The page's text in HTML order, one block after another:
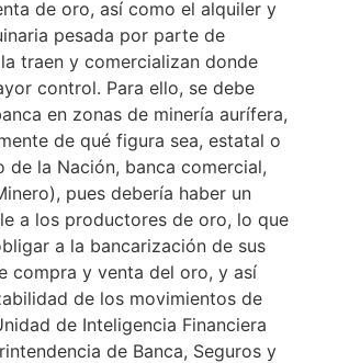
de oro, así como el alquiler y
pesada por parte de
traen y comercializan donde
control. Para ello, se debe
en zonas de minería aurífera,
de qué figura sea, estatal o
de la Nación, banca comercial,
pues debería haber un
a los productores de oro, lo que
a la bancarización de sus
compra y venta del oro, y así
de los movimientos de
de Inteligencia Financiera
de Banca, Seguros y